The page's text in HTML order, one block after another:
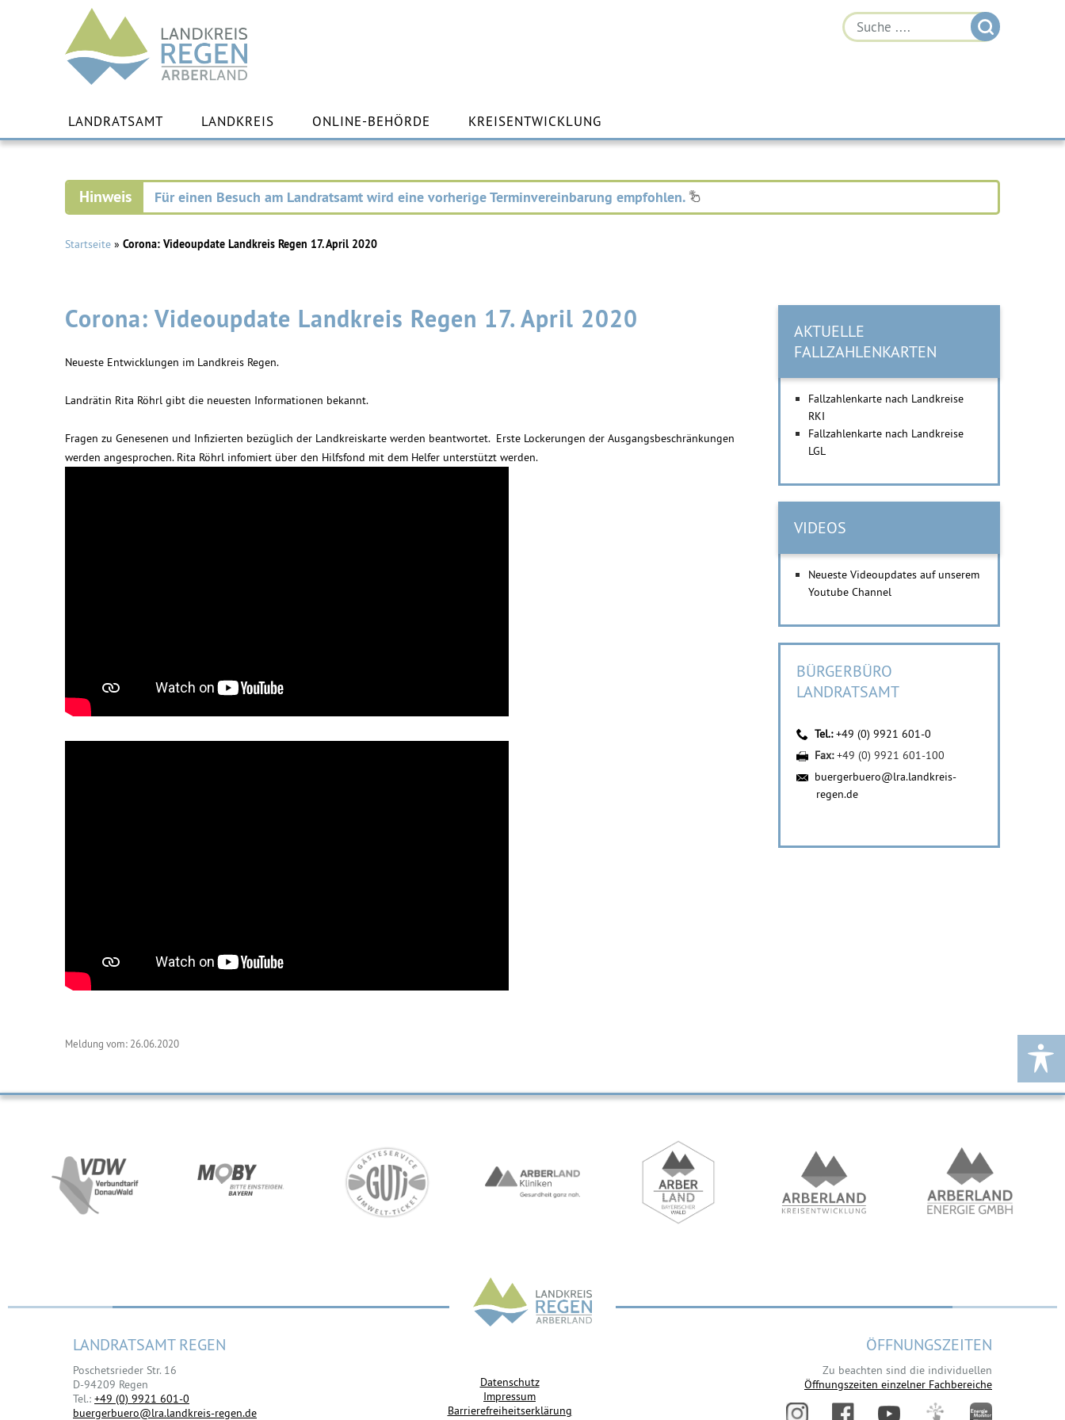
Landkreis
Regen
Inhalt
springen
LANDRATSAMT LANDKREIS ONLINE-BEHÖRDE KREISENTWICKLUNG
Für einen Besuch am Landratsamt wird eine vorherige Terminvereinbarung empfohlen.
Startseite » Corona: Videoupdate Landkreis Regen 17. April 2020
Corona: Videoupdate Landkreis Regen 17. April 2020
Neueste Entwicklungen im Landkreis Regen.
Landrätin Rita Röhrl gibt die neuesten Informationen bekannt.
Fragen zu Genesenen und Infizierten bezüglich der Landkreiskarte werden beantwortet. Erste Lockerungen der Ausgangsbeschränkungen
werden angesprochen. Rita Röhrl infomiert über den Hilfsfond mit dem Helfer unterstützt werden.
Meldung vom: 26.06.2020
AKTUELLE
FALLZAHLENKARTEN
Fallzahlenkarte nach Landkreise
RKI
Fallzahlenkarte nach Landkreise
LGL
VIDEOS
Neueste Videoupdates auf unserem
Youtube Channel
BÜRGERBÜRO
LANDRATSAMT
Tel.:+49 (0) 9921 601-0
Fax:+49 (0) 9921 601-100
buergerbuero@lra.landkreis-
regen.de
LANDRATSAMT REGEN
Poschetsrieder Str. 16
D-94209 Regen
Tel.: +49 (0) 9921 601-0
buergerbuero@lra.landkreis-regen.de
Datenschutz
Impressum
Barrierefreiheitserklärung
ÖFFNUNGSZEITEN
Zu beachten sind die individuellen
Öffnungszeiten einzelner Fachbereiche